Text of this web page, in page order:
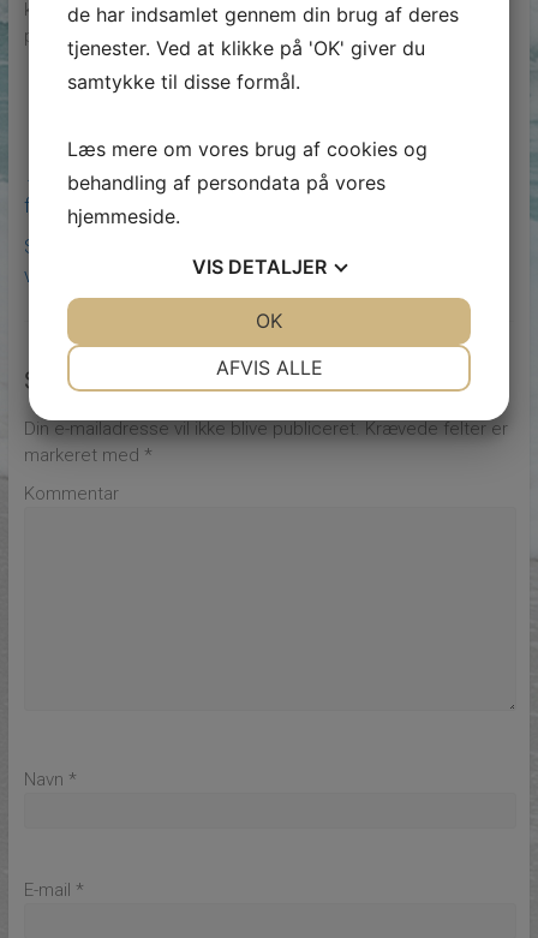
karriere som social- og sundhedspersonale ved at søge ind
på en SOSU uddannelse i dag.
←
Gulvafslibning i København: Giv dine trægulve nyt liv og
flot finish
Sådan vælger du den bedste LED storskærm til din
virksomhed
Skriv et svar
Din e-mailadresse vil ikke blive publiceret. Krævede felter er
markeret med *
Kommentar
Navn *
E-mail *
de har indsamlet gennem din brug af deres
tjenester. Ved at klikke på 'OK' giver du
samtykke til disse formål.
Læs mere om vores brug af cookies og
behandling af persondata på vores
hjemmeside.
VIS DETALJER
MARKETING STATISTIK
AFVIS ALLE
OK